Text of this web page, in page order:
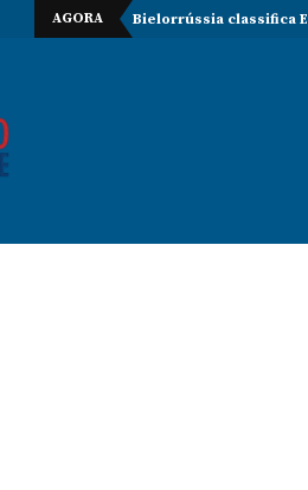
AGORA Bielorrússia classifica